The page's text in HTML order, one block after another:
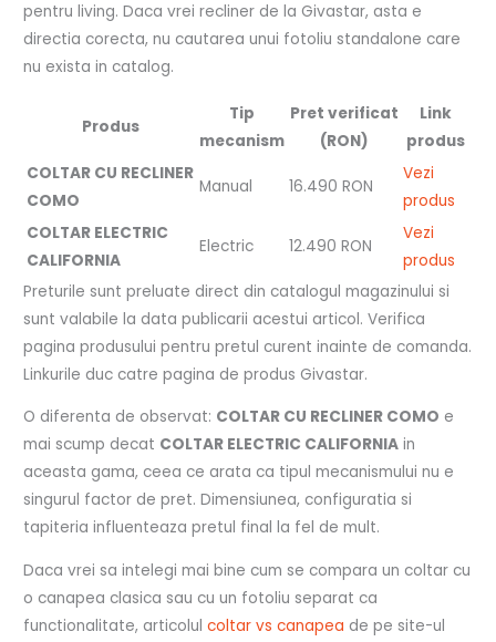
pentru living. Daca vrei recliner de la Givastar, asta e
directia corecta, nu cautarea unui fotoliu standalone care
nu exista in catalog.
Produs
Tip
mecanism
Pret verificat
(RON)
Link
produs
COLTAR CU RECLINER
COMO
Manual 16.490 RON
Vezi
produs
COLTAR ELECTRIC
CALIFORNIA
Electric 12.490 RON
Vezi
produs
Preturile sunt preluate direct din catalogul magazinului si
sunt valabile la data publicarii acestui articol. Verifica
pagina produsului pentru pretul curent inainte de comanda.
Linkurile duc catre pagina de produs Givastar.
O diferenta de observat: COLTAR CU RECLINER COMO e
mai scump decat COLTAR ELECTRIC CALIFORNIA in
aceasta gama, ceea ce arata ca tipul mecanismului nu e
singurul factor de pret. Dimensiunea, configuratia si
tapiteria influenteaza pretul final la fel de mult.
Daca vrei sa intelegi mai bine cum se compara un coltar cu
o canapea clasica sau cu un fotoliu separat ca
functionalitate, articolulcoltar vs canapea de pe site-ul